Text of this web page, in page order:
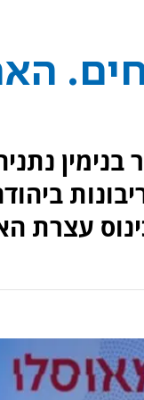
עצרת